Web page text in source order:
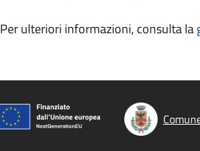
Per ulteriori informazioni, consulta la